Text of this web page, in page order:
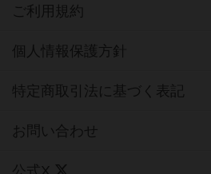
ご利用規約
個人情報保護方針
特定商取引法に基づく表記
お問い合わせ
公式X